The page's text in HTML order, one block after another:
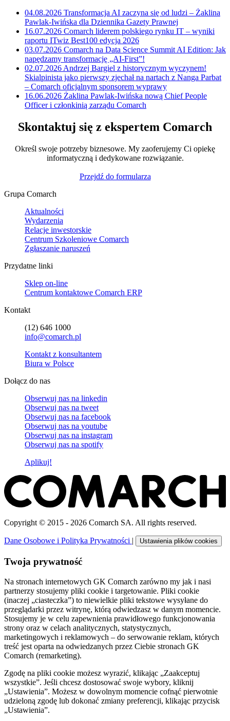
04.08.2026 Transformacja AI zaczyna się od ludzi – Żaklina
Pawlak-Iwińska dla Dziennika Gazety Prawnej
16.07.2026 Comarch liderem polskiego rynku IT – wyniki
raportu ITwiz Best100 edycja 2026
03.07.2026 Comarch na Data Science Summit AI Edition: Jak
napędzamy transformację „AI-First”!
02.07.2026 Andrzej Bargiel z historycznym wyczynem!
Skialpinista jako pierwszy zjechał na nartach z Nanga Parbat
– Comarch oficjalnym sponsorem wyprawy
16.06.2026 Żaklina Pawlak-Iwińska nową Chief People
Officer i członkinią zarządu Comarch
Skontaktuj się z ekspertem Comarch
Określ swoje potrzeby biznesowe. My zaoferujemy Ci opiekę
informatyczną i dedykowane rozwiązanie.
Przejdź do formularza
Grupa Comarch
Aktualności
Wydarzenia
Relacje inwestorskie
Centrum Szkoleniowe Comarch
Zgłaszanie naruszeń
Przydatne linki
Sklep on-line
Centrum kontaktowe Comarch ERP
Kontakt
(12) 646 1000
info@comarch.pl
Kontakt z konsultantem
Biura w Polsce
Dołącz do nas
Obserwuj nas na linkedin
Obserwuj nas na tweet
Obserwuj nas na facebook
Obserwuj nas na youtube
Obserwuj nas na instagram
Obserwuj nas na spotify
Aplikuj!
Copyright © 2015 - 2026 Comarch SA. All rights reserved.
Dane Osobowe i Polityka Prywatności | Ustawienia plików cookies
Twoja prywatność
Na stronach internetowych GK Comarch zarówno my jak i nasi
partnerzy stosujemy pliki cookie i targetowanie. Pliki cookie
(inaczej „ciasteczka”) to niewielkie pliki tekstowe wysyłane do
przeglądarki przez witrynę, którą odwiedzasz w danym momencie.
Stosujemy je w celu zapewnienia prawidłowego funkcjonowania
strony oraz w celach analitycznych, statystycznych,
marketingowych i reklamowych – do serwowanie reklam, których
treść jest oparta na odwiedzanych przez Ciebie stronach GK
Comarch (remarketing).
Zgodę na pliki cookie możesz wyrazić, klikając „Zaakceptuj
wszystkie”. Jeśli chcesz dostosować swoje wybory, kliknij
„Ustawienia”. Możesz w dowolnym momencie cofnąć pierwotnie
udzieloną zgodę lub dokonać zmiany preferencji, klikając przycisk
„Ustawienia”.